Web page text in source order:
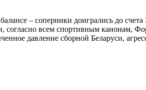
– соперники доигрались до счета
согласно всем спортивным канонам,
давление сборной Беларуси,